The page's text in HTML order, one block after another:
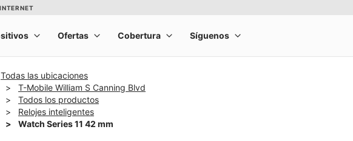
Todas las ubicaciones
T-Mobile William S Canning Blvd
Todos los productos
Relojes inteligentes
Watch Series 11 42 mm